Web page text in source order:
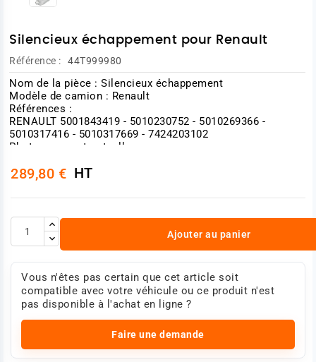
Silencieux échappement pour Renault
Référence : 44T999980
Nom de la pièce : Silencieux échappement
Modèle de camion : Renault
Références :
RENAULT 5001843419 - 5010230752 - 5010269366 -
5010317416 - 5010317669 - 7424203102
Photo non contractuelle.
289,80 € HT
Ajouter au panier
Vous n'êtes pas certain que cet article soit
compatible avec votre véhicule ou ce produit n'est
pas disponible à l'achat en ligne ?
Faire une demande